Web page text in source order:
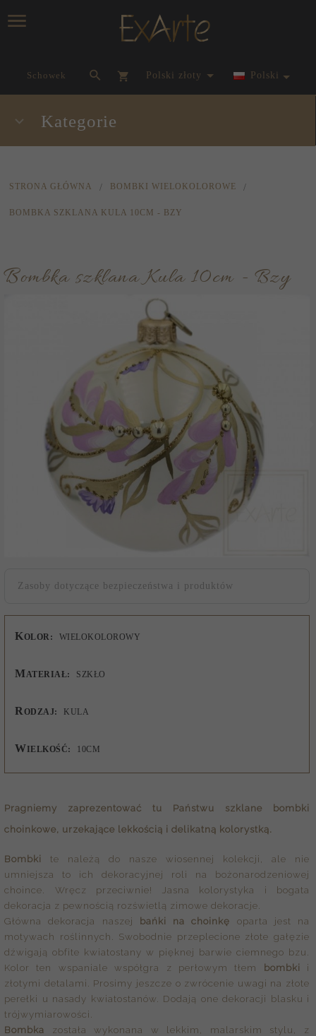
Schowek currency_h
polski złoty Polski
Kategorie
STRONA GŁÓWNA BOMBKI WIELOKOLOROWE
BOMBKA SZKLANA KULA 10CM - BZY
Bombka szklana Kula 10cm - Bzy
Zasoby dotyczące bezpieczeństwa i produktów
KOLOR: WIELOKOLOROWY
MATERIAŁ: SZKŁO
R ODZAJ: KULA
W IELKOŚĆ: 10CM
Pragniemy zaprezentować tu Państwu szklane bombki
choinkowe, urzekające lekkością i delikatną kolorystką.
Bombki
te należą do nasze wiosennej kolekcji, ale nie
umniejsza to ich dekoracyjnej roli na bożonarodzeniowej
choince. Wręcz przeciwnie! Jasna kolorystyka i bogata
dekoracja z pewnością rozświetlą zimowe dekoracje.
Główna dekoracja naszej
bańki na choinkę oparta jest na
motywach roślinnych. Swobodnie przeplecione złote gałęzie
dźwigają obfite kwiatostany w pięknej barwie ciemnego bzu.
Kolor ten wspaniale współgra z perłowym tłem
bombki
i
złotymi detalami. Prosimy jeszcze o zwrócenie uwagi na złote
perełki u nasady kwiatostanów. Dodają one dekoracji blasku i
trójwymiarowości.
Bombka została wykonana w lekkim, malarskim stylu, z